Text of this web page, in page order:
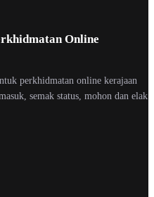
Online
perkhidmatan online kerajaan
semak status, mohon dan elak